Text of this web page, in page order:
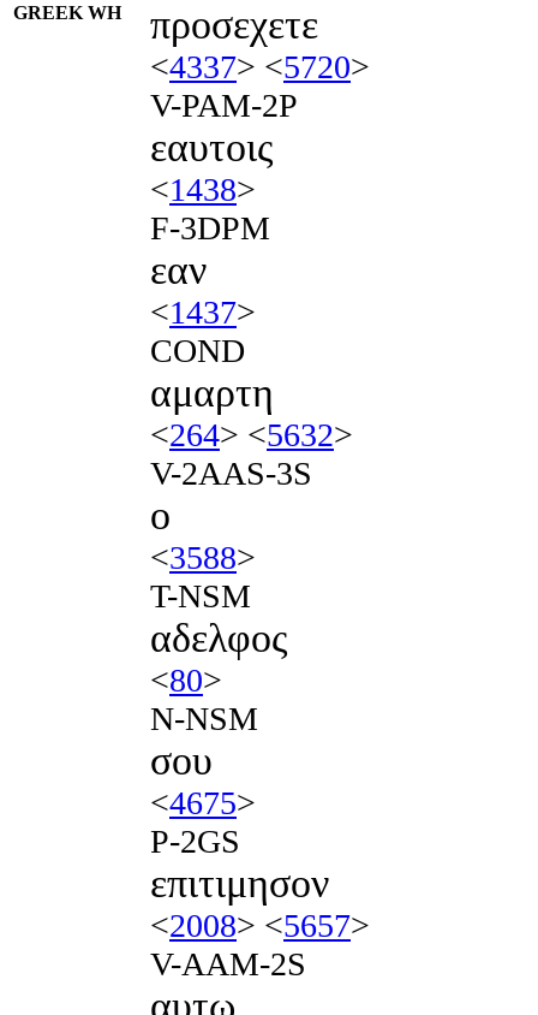
GREEK WH προσεχετε
<4337> <5720>
V-PAM-2P
εαυτοις
<1438>
F-3DPM
εαν
<1437>
COND
αμαρτη
<264> <5632>
V-2AAS-3S
ο
<3588>
T-NSM
αδελφος
<80>
N-NSM
σου
<4675>
P-2GS
επιτιμησον
<2008> <5657>
V-AAM-2S
αυτω